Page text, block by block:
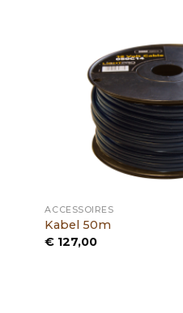
ACCESSOIRES
Kabel 50m
€ 127,00